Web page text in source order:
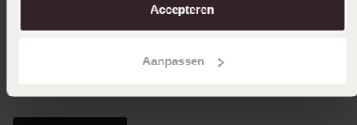
Accepteren
Aanpassen